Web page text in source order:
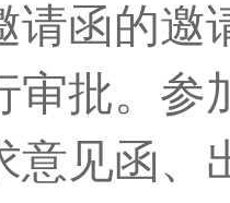
请函的邀
审批。参
意见函、